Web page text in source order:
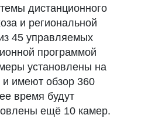
дистанционного
и региональной
45 управляемых
программой
установлены на
имеют обзор 360
время будут
ещё 10 камер.